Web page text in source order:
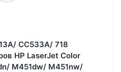
CC533A/ 718
HP LaserJet Color
M451dw/ M451nw/